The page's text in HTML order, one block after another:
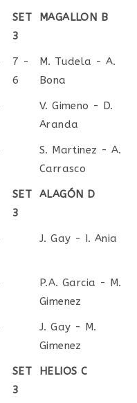
VISITANTE
SET
3
MAGALLON B
7 -
6
M. Tudela - A.
Bona
V. Gimeno - D.
Aranda
S. Martinez - A.
Carrasco
SET
3
ALAGÓN D
J. Gay - I. Ania
P.A. Garcia - M.
Gimenez
J. Gay - M.
Gimenez
SET
3
HELIOS C